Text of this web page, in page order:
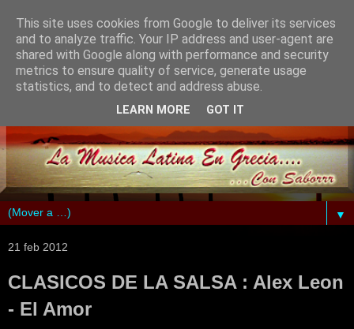
▼
21 feb 2012
CLASICOS DE LA SALSA : Alex Leon
- El Amor
This site uses cookies from Google to deliver its services
and to analyze traffic. Your IP address and user-agent are
shared with Google along with performance and security
metrics to ensure quality of service, generate usage
statistics, and to detect and address abuse.
LEARN MORE GOT IT